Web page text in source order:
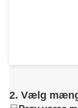
2. Vælg